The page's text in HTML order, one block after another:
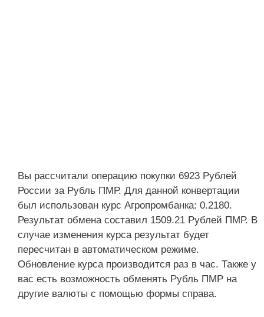
Вы рассчитали операцию покупки 6923 Рублей
России за Рубль ПМР. Для данной конвертации
был использован курс Агропромбанка: 0.2180.
Результат обмена составил 1509.21 Рублей ПМР. В
случае изменения курса результат будет
пересчитан в автоматическом режиме.
Обновление курса производится раз в час. Также у
вас есть возможность обменять Рубль ПМР на
другие валюты с помощью формы справа.